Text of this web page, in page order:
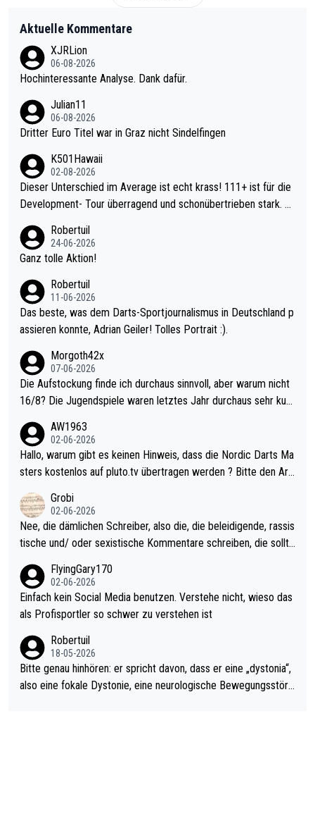
Aktuelle Kommentare
XJRLion
06-08-2026
Hochinteressante Analyse. Dank dafür.
Julian11
06-08-2026
Dritter Euro Titel war in Graz nicht Sindelfingen
K501Hawaii
02-08-2026
Dieser Unterschied im Average ist echt krass! 111+ ist für die
Development- Tour überragend und schonübertrieben stark. U
mal 40+ erst recht. Da gewinnst keinen Blumentopf - ist ja noc
h krasser wie ein Pokalspiel eines Kreisligisten vs einem Bund
Robertuil
24-06-2026
Ganz tolle Aktion!
Robertuil
11-06-2026
Das beste, was dem Darts-Sportjournalismus in Deutschland p
assieren konnte, Adrian Geiler! Tolles Portrait :).
Morgoth42x
07-06-2026
Die Aufstockung finde ich durchaus sinnvoll, aber warum nicht
16/8? Die Jugendspiele waren letztes Jahr durchaus sehr kurz
Allerdings ist Mitchell Lawrie als Nummer 1 der Welt eh qualifi
ziert. Somit ändert die automatische Qualifikation des Weltmei
sters erstmal nichts. Ich denke sie wollen damit für nächstes J
ohl wenig WDF Turniere spielen. Dies war bei Archie Self letzt
es Jahr der Fall. Er musste als amtierender Weltmeister durch
den Qualifier und ich glaube kaum, dass Mitchel sich das (in Ve
gas) antun würde, wenn er doch eigentlich die PDC-WM als Zi
el hat.
AW1963
02-06-2026
Hallo, warum gibt es keinen Hinweis, dass die Nordic Darts Ma
sters kostenlos auf pluto.tv übertragen werden ? Bitte den Arti
Grobi
02-06-2026
Nee, die dämlichen Schreiber, also die, die beleidigende, rassis
tische und/ oder sexistische Kommentare schreiben, die sollte
s Leben in den Griff kriegen. Nur eins wundert mich: Luke Little
r war doch neulich erst derjenige, der über Social Media GvV p
rovoziert hat. Und Littlers Mutter schießt öfters mal gegen Ric
FlyingGary170
02-06-2026
Einfach kein Social Media benutzen. Verstehe nicht, wieso das
als Profisportler so schwer zu verstehen ist
Robertuil
18-05-2026
Bitte genau hinhören: er spricht davon, dass er eine „dystonia“,
also eine fokale Dystonie, eine neurologische Bewegungsstöru